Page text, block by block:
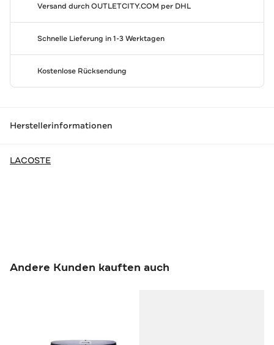
Versand durchOUTLETCITY.COM per DHL
Schnelle Lieferung in 1-3 Werktagen
Kostenlose Rücksendung
Herstellerinformationen
LACOSTE
Andere Kunden kauften auch